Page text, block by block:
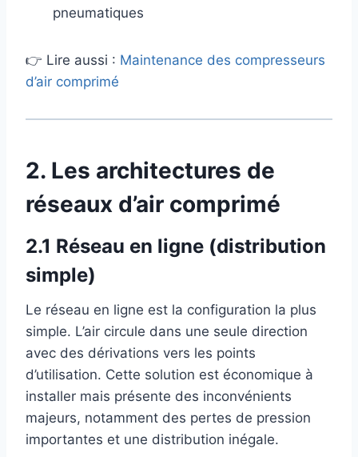
pneumatiques
👉 Lire aussi : Maintenance des compresseurs
d’air comprimé
2. Les architectures de
réseaux d’air comprimé
2.1 Réseau en ligne (distribution
simple)
Le réseau en ligne est la configuration la plus
simple. L’air circule dans une seule direction
avec des dérivations vers les points
d’utilisation. Cette solution est économique à
installer mais présente des inconvénients
majeurs, notamment des pertes de pression
importantes et une distribution inégale.